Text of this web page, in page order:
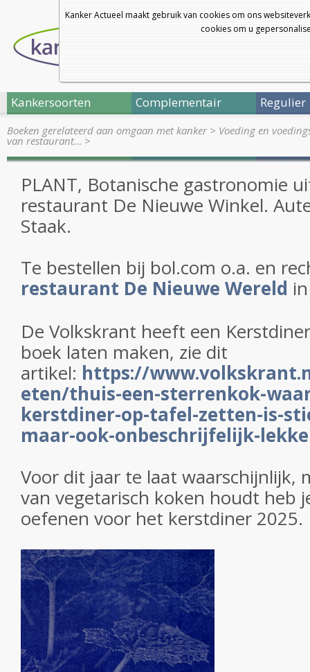
Kanker Actueel maakt gebruik van cookies om ons
cookies om u
Kankersoorten Complementair Regulier
Boeken gerelateerd aan omgaan met kanker> Voeding en
van restaurant… >
PLANT, Botanische gastronomie
restaurant De Nieuwe Winkel.
Staak.
Te bestellen bij bol.com o.a. en
restaurant De Nieuwe Wereld
De Volkskrant heeft een
boek laten maken, zie dit
artikel: https://
eten/thuis-een-sterrenkok-
kerstdiner-op-tafel-zetten-is-
maar-ook-onbeschrijfelijk-
Voor dit jaar te laat waarschijnlijk,
van vegetarisch koken houdt heb
oefenen voor het kerstdiner 2025.